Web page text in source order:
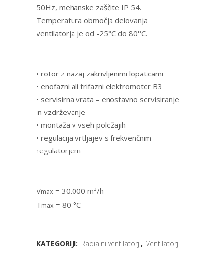
50Hz, mehanske zaščite IP 54.
Temperatura območja delovanja
ventilatorja je od -25°C do 80°C.
• rotor z nazaj zakrivljenimi lopaticami
• enofazni ali trifazni elektromotor B3
• servisirna vrata – enostavno servisiranje
in vzdrževanje
• montaža v vseh položajih
• regulacija vrtljajev s frekvenčnim
regulatorjem
Vmax = 30.000 m³/h
Tmax = 80 °C
KATEGORIJI: Radialni ventilatorji, Ventilatorji